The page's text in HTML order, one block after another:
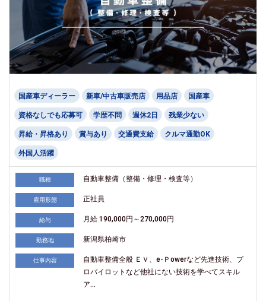
国産車ディーラー 新車/中古車販売店 用品店 国産車
資格なしでも応募可 学歴不問 週休2日 残業少ない
昇給・昇格あり 賞与あり 交通費支給 クルマ通勤OK
外国人活躍
職種 自動車整備（整備・修理・検査等）
雇用形態 正社員
給与 月給 190,000円～270,000円
勤務地 新潟県柏崎市
仕事内容
自動車整備全般 ＥＶ、e-Ｐowerなど先進技術、プ
ロパイロットなど他社にない技術を学べてスキル
ア...